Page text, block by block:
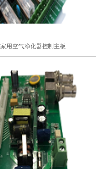
家用空气净化器控制主板